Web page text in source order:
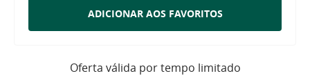
ADICIONAR AOS FAVORITOS
Oferta válida por tempo limitado